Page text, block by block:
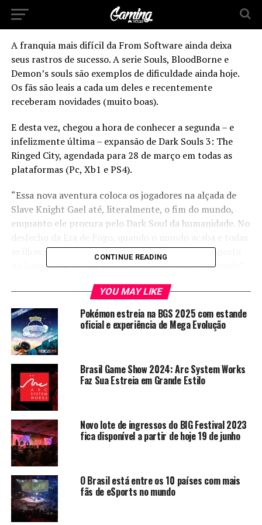
A franquia mais difícil da From Software ainda deixa
seus rastros de sucesso. A serie Souls, BloodBorne e
Demon’s souls são exemplos de dificuldade ainda hoje.
Os fãs são leais a cada um deles e recentemente
receberam novidades (muito boas).
E desta vez, chegou a hora de conhecer a segunda – e
infelizmente última – expansão de Dark Souls 3: The
Ringed City, agendada para 28 de março em todas as
plataformas (Pc, Xb1 e PS4).
“Essa nova aventura coloca os jogadores na alçada de
Slave Knight Gael até, literalmente, o fim do mundo,
enquanto ele procura pelo Dark Soul da humanidade. No
as ilhas se convergem, um aventureiro solitário aporta
na loucura da terra e descobre os segredos do passado”,
Namco. O trailer que vocês vão assistir aqui em baixo
pode arrepiar e muito.
Confira o Trailer:
Monstros épicos e Besta
CONTINUE READING
YOU MAY LIKE
Pokémon estreia na BGS 2025 com estande
oficial e experiência de Mega Evolução
Brasil Game Show 2024: Arc System Works
Faz Sua Estreia em Grande Estilo
Novo lote de ingressos do BIG Festival 2023
fica disponível a partir de hoje 19 de junho
O Brasil está entre os 10 países com mais
fãs de eSports no mundo